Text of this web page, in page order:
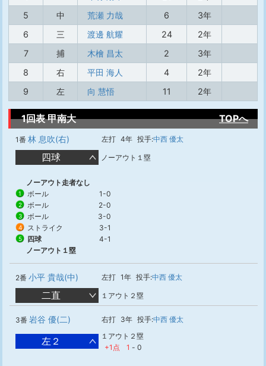
5
中 荒瀬 力哉 6
3年
6
三 渡邊 航耀 24
2年
7
捕 木檜 昌太 2
3年
8
右 平田 海人 4
2年
9
左 向 慧悟 11 2年
1回表 甲南大 TOPへ
1番 林 息吹(右) 左打 4年 投手:中西 優太
四球 ノーアウト１塁
ノーアウト走者なし
1 ボール 1-0
2 ボール 2-0
3 ボール 3-0
4 ストライク 3-1
5 四球
4-1
ノーアウト１塁
2番 小平 貴哉(中) 左打 1年 投手:中西 優太
二直 １アウト２塁
3番 岩谷 優(二) 右打 3年 投手:中西 優太
左２
１アウト２塁
+1点
1 - 0